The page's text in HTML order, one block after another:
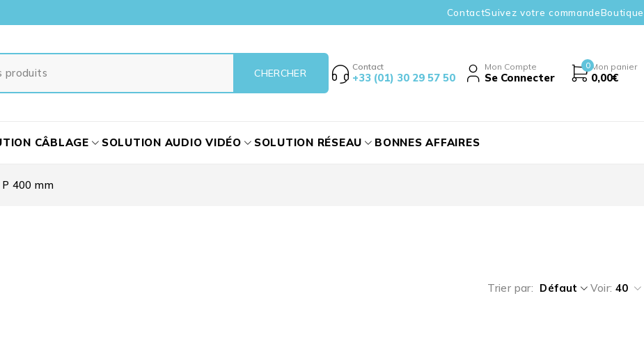
ContactSuivez votre commandeBoutique
Contact
+33 (01) 30 29 57 50
Mon Compte
Se Connecter
0 Mon panier
0,00€
CÂBLAGE SOLUTION AUDIO VIDÉO SOLUTION RÉSEAU BONNES AFFAIRES
400 mm
Trier par Défaut Voir: 40